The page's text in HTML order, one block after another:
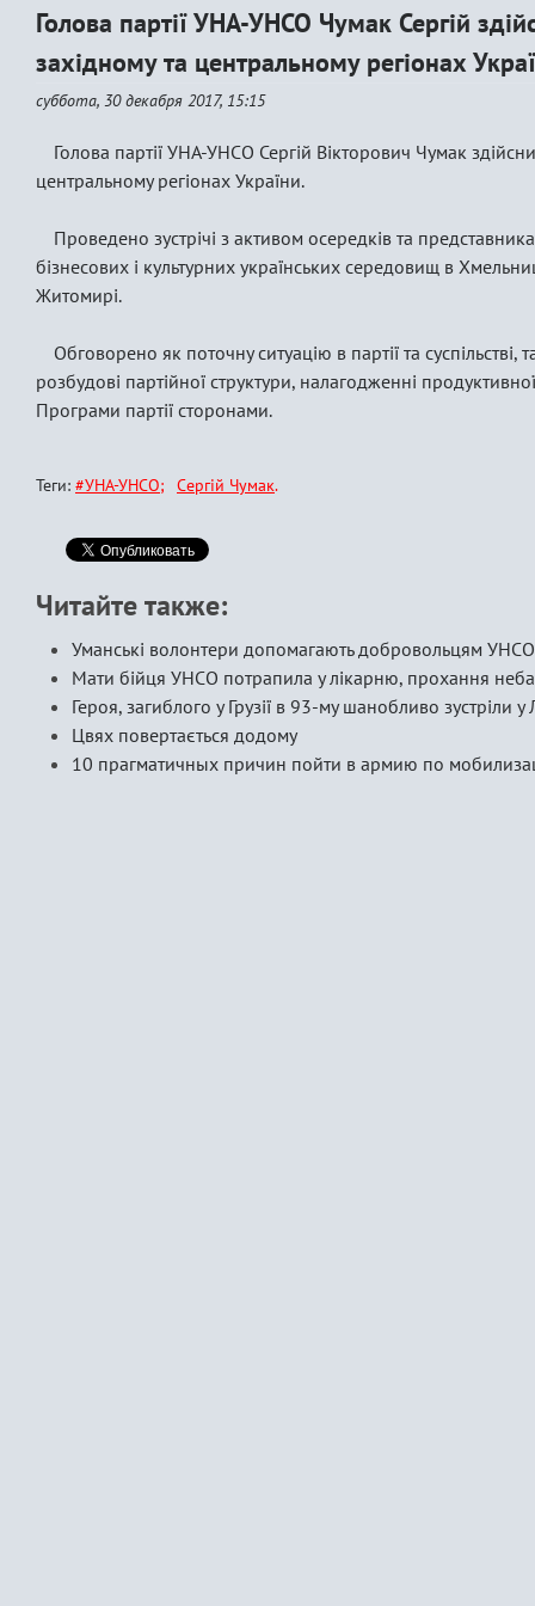
Голова партії УНА-УНСО Чумак Сергій
західному та центральному регіонах
суббота, 30 декабря 2017, 15:15
Голова партії УНА-УНСО Сергій Вікторович Чумак
центральному регіонах України.
Проведено зустрічі з активом осередків та
бізнесових і культурних українських середовищ в
Житомирі.
Обговорено як поточну ситуацію в партії та суспільстві,
розбудові партійної структури, налагодженні
Програми партії сторонами.
Теги: #УНА-УНСО Сергій Чумак
Читайте также:
Уманські волонтери допомагають добровольцям УНСО
Мати бійця УНСО потрапила у лікарню, прохання
Героя, загиблого у Грузії в 93-му шанобливо зустріли у
Цвях повертається додому
10 прагматичных причин пойти в армию по